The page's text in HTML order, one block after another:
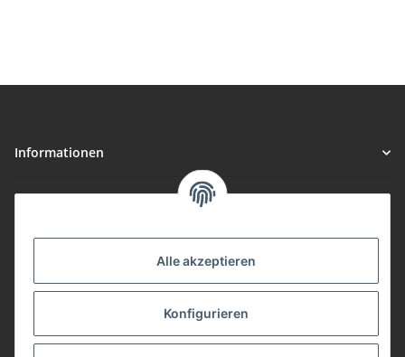
Alle akzeptieren
Konfigurieren
Informationen
Gute Preis/Leistung
viele Zahlungsarten